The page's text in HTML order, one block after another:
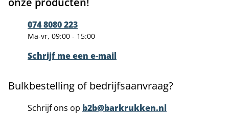
074 8080 223
Ma-vr, 09:00 - 15:00
Schrijf me een e-mail
Bulkbestelling of bedrijfsaanvraag?
Schrijf ons op b2b@barkrukken.nl